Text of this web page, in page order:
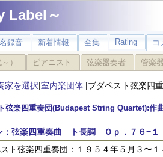
Label～
録音 新着情報 全集 Rating コ
） ピアニスト 弦楽器奏者 管楽
家を選択|室内楽団体 |ブダペスト弦楽四
弦楽四重奏団(Budapest String Quartet):作
：弦楽四重奏曲 ト長調 Ｏｐ．７６−１
ト弦楽四重奏団：１９５４年５月３〜１